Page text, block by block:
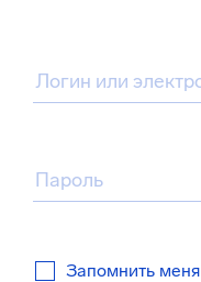
Запомнить меня